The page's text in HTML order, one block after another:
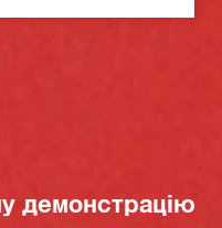
демонстрацію